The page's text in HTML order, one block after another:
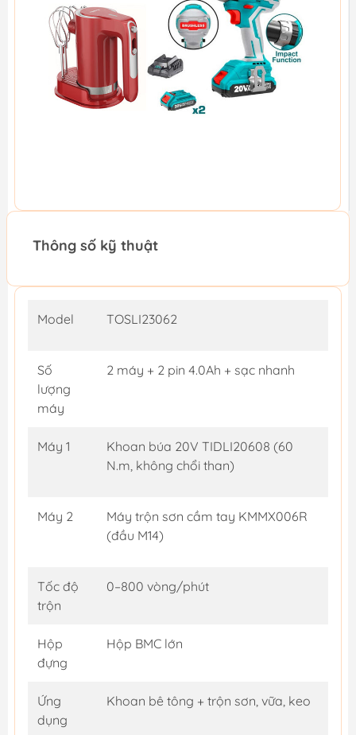
Thông số kỹ thuật
Model TOSLI23062
Số
lượng
máy
2 máy + 2 pin 4.0Ah + sạc nhanh
Máy 1
Khoan búa 20V TIDLI20608 (60
N.m, không chổi than)
Máy 2
Máy trộn sơn cầm tay KMMX006R
(đầu M14)
Tốc độ
trộn
0–800 vòng/phút
Hộp
đựng
Hộp BMC lớn
Ứng
dụng
Khoan bê tông + trộn sơn, vữa, keo